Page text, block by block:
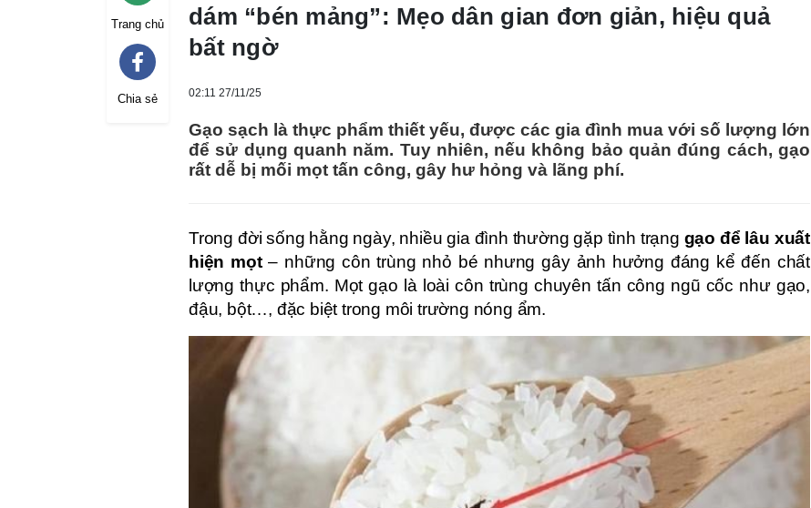
Trang chủ
Chia sẻ
dám “bén mảng”: Mẹo dân gian đơn giản, hiệu quả
bất ngờ
02:11 27/11/25
Gạo sạch là thực phẩm thiết yếu, được các gia đình mua với số lượng lớn
để sử dụng quanh năm. Tuy nhiên, nếu không bảo quản đúng cách, gạo
rất dễ bị mối mọt tấn công, gây hư hỏng và lãng phí.
Trong đời sống hằng ngày, nhiều gia đình thường gặp tình trạng gạo để lâu xuất
hiện mọt– những côn trùng nhỏ bé nhưng gây ảnh hưởng đáng kể đến chất
lượng thực phẩm. Mọt gạo là loài côn trùng chuyên tấn công ngũ cốc như gạo,
đậu, bột…, đặc biệt trong môi trường nóng ẩm.